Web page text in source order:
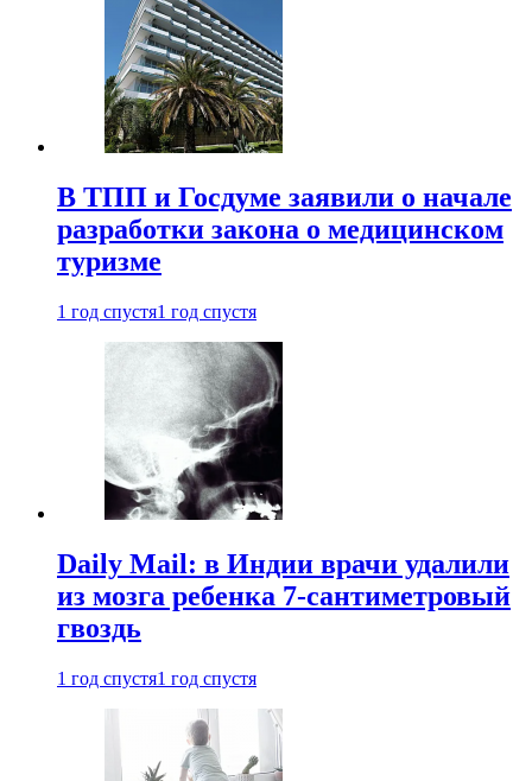
В ТПП и Госдуме заявили о начале
разработки закона о медицинском
туризме
1 год спустя1 год спустя
Daily Mail: в Индии врачи удалили
из мозга ребенка 7-сантиметровый
гвоздь
1 год спустя1 год спустя